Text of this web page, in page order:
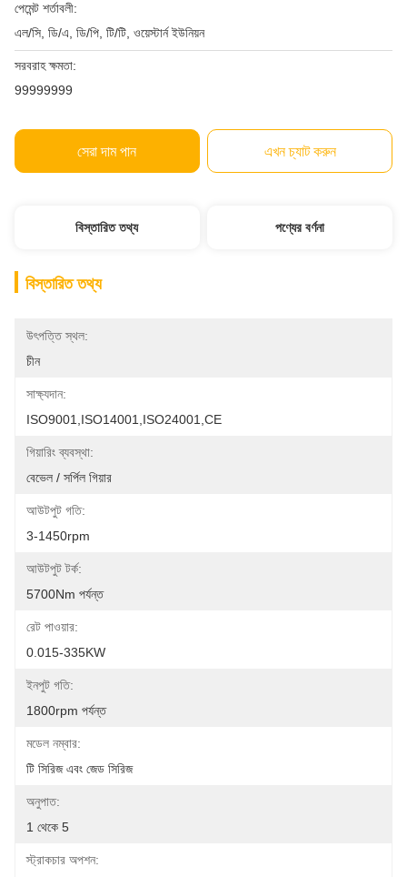
পেমেন্ট শর্তাবলী:
এল/সি, ডি/এ, ডি/পি, টি/টি, ওয়েস্টার্ন ইউনিয়ন
সরবরাহ ক্ষমতা:
99999999
সেরা দাম পান এখন চ্যাট করুন
বিস্তারিত তথ্য পণ্যের বর্ণনা
বিস্তারিত তথ্য
উৎপত্তি স্থল:
চীন
সাক্ষ্যদান:
ISO9001,ISO14001,ISO24001,CE
গিয়ারিং ব্যবস্থা:
বেভেল / সর্পিল গিয়ার
আউটপুট গতি:
3-1450rpm
আউটপুট টর্ক:
5700Nm পর্যন্ত
রেট পাওয়ার:
0.015-335KW
ইনপুট গতি:
1800rpm পর্যন্ত
মডেল নম্বার:
টি সিরিজ এবং জেড সিরিজ
অনুপাত:
1 থেকে 5
স্ট্রাকচার অপশন: